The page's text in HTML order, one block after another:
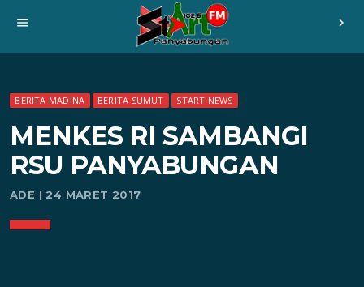
menu chevron_right
BERITA MADINA BERITA SUMUT START NEWS
MENKES RI SAMBANGI
RSU PANYABUNGAN
ADE | 24 MARET 2017